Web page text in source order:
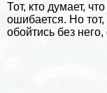
Тот, кто думает,
ошибается. Но тот,
обойтись без